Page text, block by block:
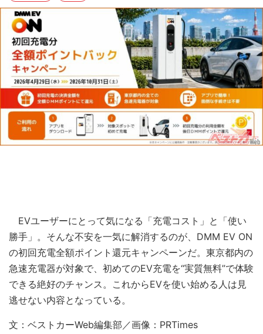
EVユーザーにとって気になる「充電コスト」と「使い
勝手」。そんな不安を一気に解消するのが、DMM EV ON
の初回充電全額ポイント還元キャンペーンだ。東京都内の
急速充電器が対象で、初めてのEV充電を“実質無料”で体験
できる絶好のチャンス。これからEVを使い始める人は見
逃せない内容となっている。
文：ベストカーWeb編集部／画像：PRTimes